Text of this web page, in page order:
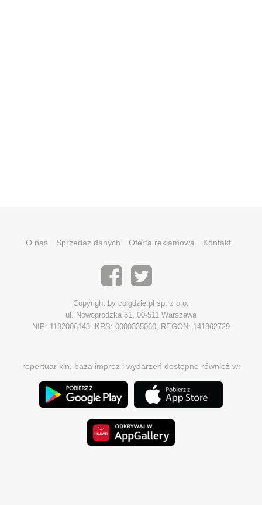
O nas Sprzedaż danych Oferta reklamowa Kontakt
Copyright by coigdzie.pl sp. z o.o.
ul. Nowogrodzka 31, 00-511 Warszawa
NIP: 1182006143, KRS: 0000335060, REGON: 141962729
repertuar kin, baza imprez i wydarzeń dostępne również w: